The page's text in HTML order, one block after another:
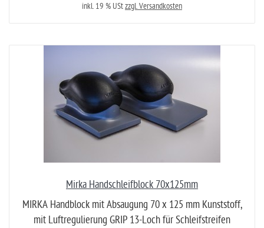
inkl. 19 % UStzzgl. Versandkosten
Mirka Handschleifblock 70x125mm
MIRKA Handblock mit Absaugung 70 x 125 mm Kunststoff,
mit Luftregulierung GRIP 13-Loch für Schleifstreifen